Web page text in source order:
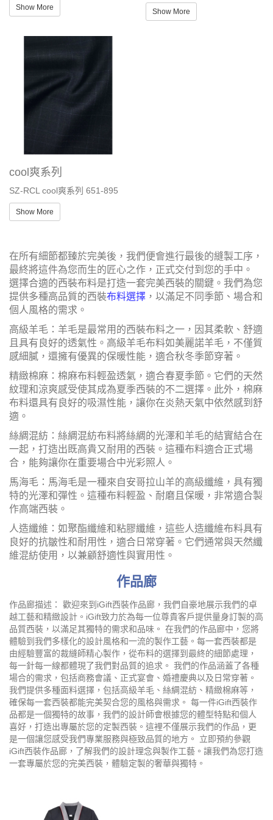
Show More Show More
cool爽系列
SZ-RCL cool爽系列 651-895
Show More
在所有細節都臻於完美後，我們便會進行最後的縫製工序，
最終將這件為您而生的匠心之作，正式交付到您的手中。
選擇合適的西裝布料是打造一套完美西裝的關鍵。我們為您
提供多種高品質的西裝布料選擇 ，以滿足不同季節、場合和
個人風格的需求。
高級羊毛：羊毛是最常用的西裝布料之一，因其柔軟、舒適
且具有良好的透氣性。高級羊毛布料如美麗諾羊毛，不僅質
感細膩，還擁有優異的保暖性能，適合秋冬季節穿著。
精緻棉麻：棉麻布料輕盈透氣，適合春夏季節。它們的天然
紋理和涼爽感受使其成為夏季西裝的不二選擇。此外，棉麻
布料還具有良好的吸濕性能，讓你在炎熱天氣中依然感到舒
適。
絲綢混紡：絲綢混紡布料將絲綢的光澤和羊毛的結實結合在
一起，打造出既高貴又耐用的西裝。這種布料適合正式場
合，能夠讓你在重要場合中光彩照人。
馬海毛：馬海毛是一種來自安哥拉山羊的高級纖維，具有獨
特的光澤和彈性。這種布料輕盈、耐磨且保暖，非常適合製
作高端西裝。
人造纖維：如聚酯纖維和粘膠纖維，這些人造纖維布料具有
良好的抗皺性和耐用性，適合日常穿著。它們通常與天然纖
維混紡使用，以兼顧舒適性與實用性。
作品廊
作品廊描述： 歡迎來到iGift西裝作品廊，我們自豪地展示我們的卓
越工藝和精緻設計。iGift致力於為每一位尊貴客戶提供量身訂製的高
品質西裝，以滿足其獨特的需求和品味。 在我們的作品廊中，您將
體驗到我們多樣化的設計風格和一流的製作工藝。每一套西裝都是
由經驗豐富的裁縫師精心製作，從布料的選擇到最終的細節處理，
每一針每一線都體現了我們對品質的追求。 我們的作品涵蓋了各種
場合的需求，包括商務會議、正式宴會、婚禮慶典以及日常穿著。
我們提供多種面料選擇，包括高級羊毛、絲綢混紡、精緻棉麻等，
確保每一套西裝都能完美契合您的風格與需求。 每一件iGift西裝作
品都是一個獨特的故事，我們的設計師會根據您的體型特點和個人
喜好，打造出專屬於您的定製西裝。這裡不僅展示我們的作品，更
是一個讓您感受我們專業服務與極致品質的地方。 立即預約參觀
iGift西裝作品廊，了解我們的設計理念與製作工藝。讓我們為您打造
一套專屬於您的完美西裝，體驗定製的奢華與獨特。